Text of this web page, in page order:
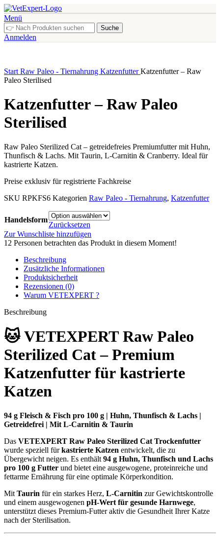
Menü
Suche
Anmelden
Start Raw Paleo - Tiernahrung KatzenfutterKatzenfutter – Raw
Paleo Sterilised
Katzenfutter – Raw Paleo
Sterilised
Raw Paleo Sterilized Cat – getreidefreies Premiumfutter mit Huhn,
Thunfisch & Lachs. Mit Taurin, L-Carnitin & Cranberry. Ideal für
kastrierte Katzen.
Preise exklusiv für registrierte Fachkreise
SKU RPKFS6 Kategorien Raw Paleo - Tiernahrung, Katzenfutter
Handelsform
Zurücksetzen
Zur Wunschliste hinzufügen
12 Personen betrachten das Produkt in diesem Moment!
Beschreibung
Zusätzliche Informationen
Produktsicherheit
Rezensionen (0)
Warum VETEXPERT ?
Beschreibung
🐱 VETEXPERT Raw Paleo
Sterilized Cat – Premium
Katzenfutter für kastrierte
Katzen
94 g Fleisch & Fisch pro 100 g | Huhn, Thunfisch & Lachs |
Getreidefrei | Mit L-Carnitin & Taurin
Das VETEXPERT Raw Paleo Sterilized Cat Trockenfutter
wurde speziell fürkastrierte Katzen entwickelt, die zu
Übergewicht neigen. Es enthält 94 g Huhn, Thunfisch und Lachs
pro 100 g Futter und bietet eine ausgewogene, proteinreiche und
fettarme Ernährung für eine optimale Körperkondition.
Mit Taurin für ein starkes Herz, L-Carnitin zur Gewichtskontrolle
und einem ausgewogenen pH-Wert für gesunde Harnwege,
unterstützt dieses Premium-Futter aktiv die Gesundheit Ihrer Katze
nach der Sterilisation.